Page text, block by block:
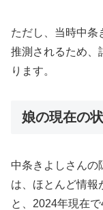
ただし、当時中条
推測されるため、
ります。
娘の現在の
中条きよしさんの
は、ほとんど情報
と、2024年現在